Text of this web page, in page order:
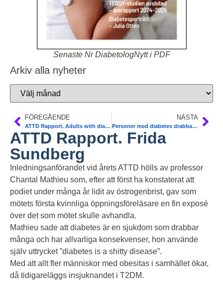
Senaste Nr DiabetologNytt i PDF
Arkiv alla nyheter
FÖREGÅENDE
ATTD Rapport. Adults with diabetes report still high percent social stigma
NÄSTA
Personer med diabetes drabbas hårt av läkemedelsbrist
ATTD Rapport. Frida
Sundberg
Inledningsanförandet vid årets ATTD hölls av professor
Chantal Mathieu som, efter att först ha konstaterat att
podiet under många år lidit av östrogenbrist, gav som
mötets första kvinnliga öppningsföreläsare en fin exposé
över det som mötet skulle avhandla.
Mathieu sade att diabetes är en sjukdom som drabbar
många och har allvarliga konsekvenser, hon använde
själv uttrycket ”diabetes is a shitty disease”.
Med att allt fler människor med obesitas i samhället ökar,
då tidigareläggs insjuknandet i T2DM.